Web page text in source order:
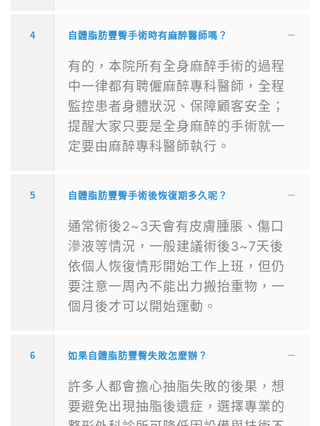
4 自體脂肪豐臀手術時有麻醉醫師嗎？
有的，本院所有全身麻醉手術的過程
中一律都有聘僱麻醉專科醫師，全程
監控患者身體狀況、保障顧客安全；
提醒大家只要是全身麻醉的手術就一
定要由麻醉專科醫師執行。
5 自體脂肪豐臀手術後恢復期多久呢？
通常術後2~3天會有皮膚腫脹、傷口
滲液等情況，一般建議術後3~7天後
依個人恢復情形開始工作上班，但仍
要注意一周內不能出力搬抬重物，一
個月後才可以開始運動。
6 如果自體脂肪豐臀失敗怎麼辦？
許多人都會擔心抽脂失敗的後果，想
要避免出現抽脂後遺症，選擇專業的